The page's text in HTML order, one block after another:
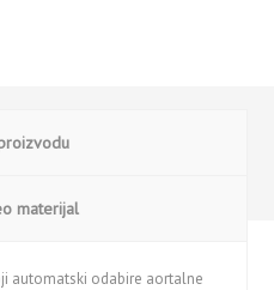
materijal
automatski odabire aortalne